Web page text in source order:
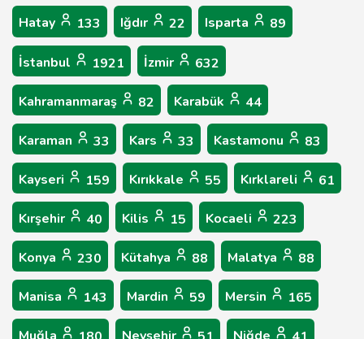
Hatay 133 Iğdır 22 Isparta 89
İstanbul 1921 İzmir 632
Kahramanmaraş 82 Karabük 44
Karaman 33 Kars 33 Kastamonu 83
Kayseri 159 Kırıkkale 55 Kırklareli 61
Kırşehir 40 Kilis 15 Kocaeli 223
Konya 230 Kütahya 88 Malatya 88
Manisa 143 Mardin 59 Mersin 165